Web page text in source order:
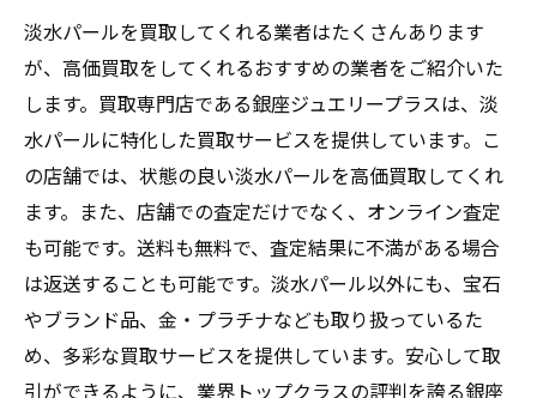
淡水パールを買取してくれる業者はたくさんあります
が、高価買取をしてくれるおすすめの業者をご紹介いた
します。買取専門店である銀座ジュエリープラスは、淡
水パールに特化した買取サービスを提供しています。こ
の店舗では、状態の良い淡水パールを高価買取してくれ
ます。また、店舗での査定だけでなく、オンライン査定
も可能です。送料も無料で、査定結果に不満がある場合
は返送することも可能です。淡水パール以外にも、宝石
やブランド品、金・プラチナなども取り扱っているた
め、多彩な買取サービスを提供しています。安心して取
引ができるように、業界トップクラスの評判を誇る銀座